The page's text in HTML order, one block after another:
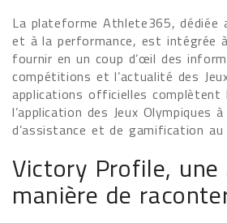
La plateforme Athlete365, dédiée
et à la performance, est intégrée
fournir en un coup d’œil des
compétitions et l’actualité des
applications officielles complètent
l’application des Jeux Olympiques
d’assistance et de gamification au
Victory Profile,
manière de